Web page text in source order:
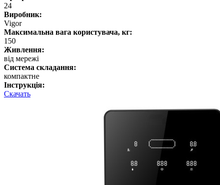
24
Виробник:
Vigor
Максимальна вага користувача, кг:
150
Живлення:
від мережі
Система складання:
компактне
Інструкція:
Скачать